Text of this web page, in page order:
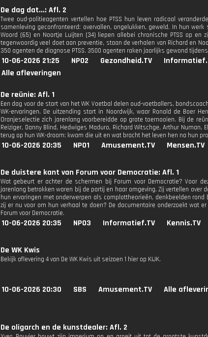
De dag dat...: Afl. 2
Twee oud-politieagenten vertellen hoe PTSS hun leven radicaal
samenleving geconfronteerd: overvallen, ongelukken, geweld. In hun
Woord (65) en Noortje Luijten (34) liepen allebei chronische PTSS op
tegenwoordig veel doet aan preventie, staan de verhalen van Richard en
350 agenten de diagnose PTSS. 3500 agenten raken jaarlijks gewond
10-06-2026 21:25 NPO2 Gezondheid.TV
Alle afleveringen
De reünie: Afl. 1
Een dag voor de start van het WK Voetbal delen oud-voetballers,
WK-ervaringen. De uitzending start in Noordwijk, waar Ronald de Boer
Oranjeselectie zich jarenlang voorbereidde op grote toernooien. Bij de
Reiziger, Danny Blind, Hedwiges Maduro, Richard Witschge, Arthur
terug op hun WK-droom: kwam die uit en wat bracht het leven hen na hun
10-06-2026 20:35 NPO1 Amusement.TV Mensen.TV
De duistere kant van Forum voor Democratie: Afl. 1
Wat gebeurt er achter de schermen bij Forum voor Democratie? Voor
jarenlang betrokken waren bij de partij en haar omgeving. Zij vertellen
hun ervaringen met onderwerpen als complottheorieën, denkbeelden
zij er nu voor om hun verhaal te doen? De documentaire onderzoekt wat
Forum voor Democratie.
10-06-2026 20:35 NPO3 Informatief.TV Kennis.TV
De WK Kwis
Bekijk aflevering 4 van De WK Kwis uit seizoen 1 hier op KIJK.
10-06-2026 20:30 SBS Amusement.TV Alle
De oligarch en de kunstdealer: Afl. 2